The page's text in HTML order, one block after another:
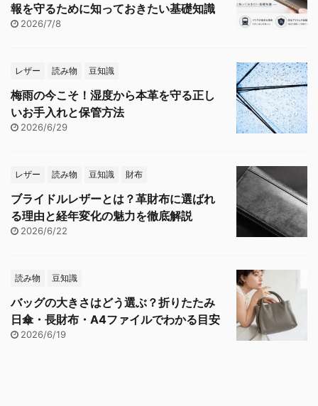
報を守るために知っておきたい基礎知識
2026/7/8
レザー 読み物 豆知識
梅雨の今こそ！湿度から本革を守る正し
いお手入れと保管方法
2026/6/29
レザー 読み物 豆知識 財布
ブライドルレザーとは？革財布に選ばれ
る理由と経年変化の魅力を徹底解説
2026/6/22
読み物 豆知識
バッグの大きさはどう選ぶ？折りたたみ
日傘・長財布・A4ファイルでわかる目安
2026/6/19